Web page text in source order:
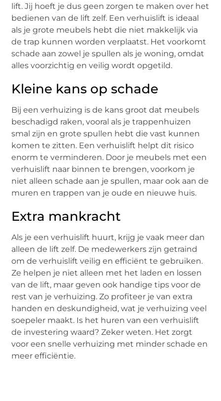
lift. Jij hoeft je dus geen zorgen te maken over het
bedienen van de lift zelf. Een verhuislift is ideaal
als je grote meubels hebt die niet makkelijk via
de trap kunnen worden verplaatst. Het voorkomt
schade aan zowel je spullen als je woning, omdat
alles voorzichtig en veilig wordt opgetild.
Kleine kans op schade
Bij een verhuizing is de kans groot dat meubels
beschadigd raken, vooral als je trappenhuizen
smal zijn en grote spullen hebt die vast kunnen
komen te zitten. Een verhuislift helpt dit risico
enorm te verminderen. Door je meubels met een
verhuislift naar binnen te brengen, voorkom je
niet alleen schade aan je spullen, maar ook aan de
muren en trappen van je oude en nieuwe huis.
Extra mankracht
Als je een verhuislift huurt, krijg je vaak meer dan
alleen de lift zelf. De medewerkers zijn getraind
om de verhuislift veilig en efficiënt te gebruiken.
Ze helpen je niet alleen met het laden en lossen
van de lift, maar geven ook handige tips voor de
rest van je verhuizing. Zo profiteer je van extra
handen en deskundigheid, wat je verhuizing veel
soepeler maakt. Is het huren van een verhuislift
de investering waard? Zeker weten. Het zorgt
voor een snelle verhuizing met minder schade en
meer efficiëntie.